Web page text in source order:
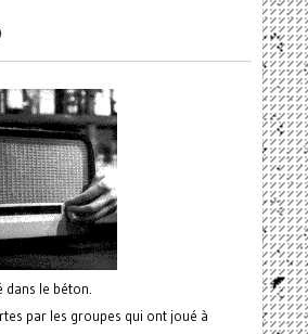
dans le béton.
par les groupes qui ont joué à